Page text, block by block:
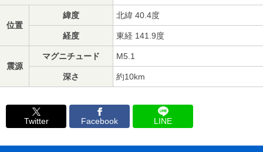
位置
緯度 北緯 40.4度
経度 東経 141.9度
震源
マグニチュード M5.1
深さ 約10km
Twitter Facebook LINE